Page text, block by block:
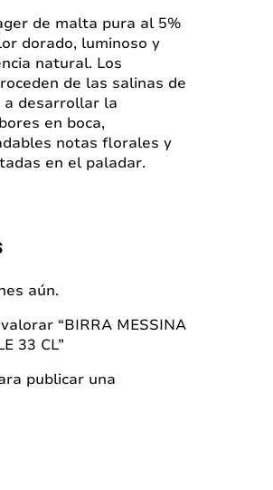
de malta pura al 5%
dorado, luminoso y
natural. Los
de las salinas de
a desarrollar la
en boca,
notas florales y
en el paladar.
aún.
“BIRRA MESSINA
33 CL”
publicar una